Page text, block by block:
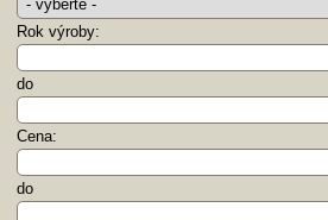
Rok výroby:
do
Cena:
do